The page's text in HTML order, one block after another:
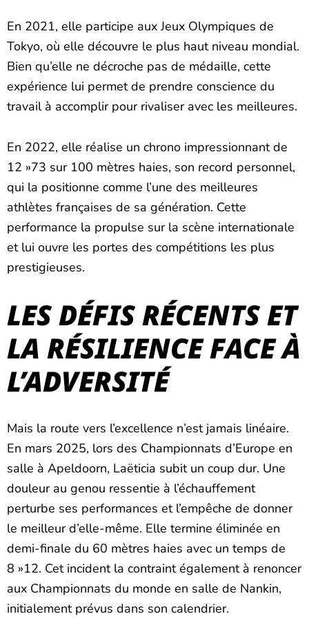
En 2021, elle participe aux Jeux Olympiques de
Tokyo, où elle découvre le plus haut niveau mondial.
Bien qu’elle ne décroche pas de médaille, cette
expérience lui permet de prendre conscience du
travail à accomplir pour rivaliser avec les meilleures.
En 2022, elle réalise un chrono impressionnant de
12 »73 sur 100 mètres haies, son record personnel,
qui la positionne comme l’une des meilleures
athlètes françaises de sa génération. Cette
performance la propulse sur la scène internationale
et lui ouvre les portes des compétitions les plus
prestigieuses.
LES DÉFIS RÉCENTS ET
LA RÉSILIENCE FACE À
L’ADVERSITÉ
Mais la route vers l’excellence n’est jamais linéaire.
En mars 2025, lors des Championnats d’Europe en
salle à Apeldoorn, Laëticia subit un coup dur. Une
douleur au genou ressentie à l’échauffement
perturbe ses performances et l’empêche de donner
le meilleur d’elle-même. Elle termine éliminée en
demi-finale du 60 mètres haies avec un temps de
8 »12. Cet incident la contraint également à renoncer
aux Championnats du monde en salle de Nankin,
initialement prévus dans son calendrier.